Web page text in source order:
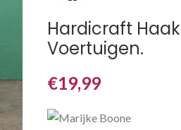
Hardicraft
Voertuigen.
€19,99